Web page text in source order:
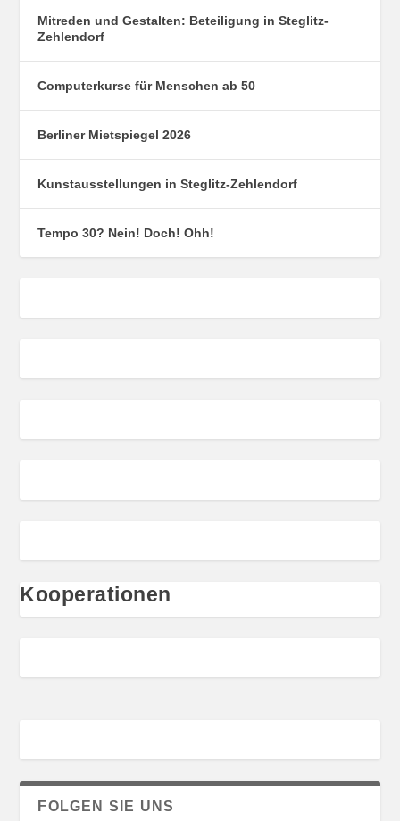
Mitreden und Gestalten: Beteiligung in Steglitz-
Zehlendorf
Computerkurse für Menschen ab 50
Berliner Mietspiegel 2026
Kunstausstellungen in Steglitz-Zehlendorf
Tempo 30? Nein! Doch! Ohh!
Kooperationen
FOLGEN SIE UNS